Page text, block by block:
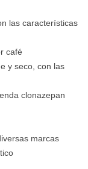
las características
café
y seco, con las
clonazepan
marcas